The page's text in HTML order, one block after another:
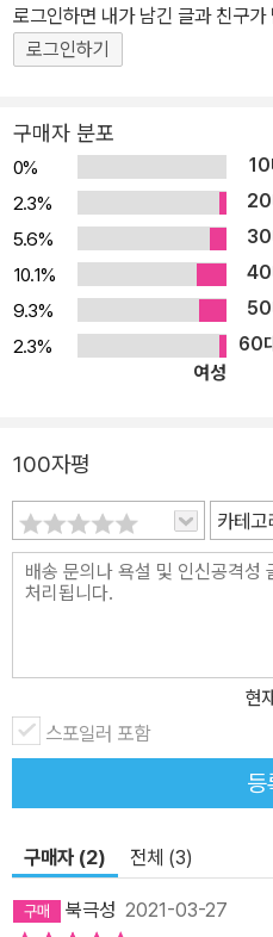
로그인하면 내가 남긴 글과 친구
로그인하기
구매자 분포
0% 10
2.3%
20
5.6%
30
10.1%
40
9.3%
50
2.3%
60
여성
100자평
카테고
현
스포일러 포함
등
구매자 (2) 전체 (3)
북극성 2021-03-27